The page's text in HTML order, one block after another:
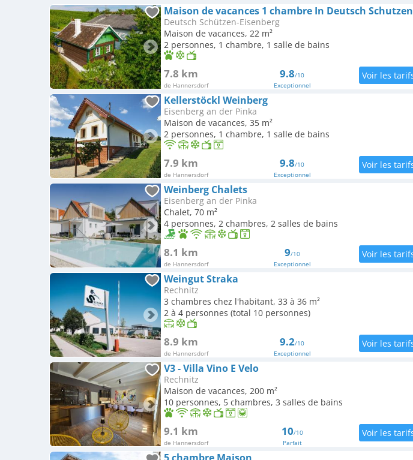
Maison de vacances 1 chambre In Deutsch Schutzen
Deutsch Schützen-Eisenberg
Maison de vacances, 22 m²
2 personnes, 1 chambre, 1 salle de bains
7.8 km
de Hannersdorf
9.8/10
Exceptionnel
Kellerstöckl Weinberg
Eisenberg an der Pinka
Maison de vacances, 35 m²
2 personnes, 1 chambre, 1 salle de bains
7.9 km
de Hannersdorf
9.8/10
Exceptionnel
Weinberg Chalets
Eisenberg an der Pinka
Chalet, 70 m²
4 personnes, 2 chambres, 2 salles de bains
8.1 km
de Hannersdorf
9/10
Exceptionnel
Weingut Straka
Rechnitz
3 chambres chez l'habitant, 33 à 36 m²
2 à 4 personnes (total 10 personnes)
8.9 km
de Hannersdorf
9.2/10
Exceptionnel
V3 - Villa Vino E Velo
Rechnitz
Maison de vacances, 200 m²
10 personnes, 5 chambres, 3 salles de bains
9.1 km
de Hannersdorf
10/10
Parfait